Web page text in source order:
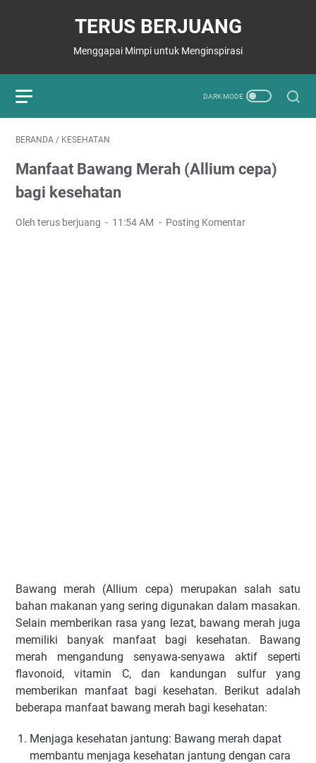
TERUS BERJUANG
Menggapai Mimpi untuk Menginspirasi
BERANDA / KESEHATAN
Manfaat Bawang Merah (Allium cepa)
bagi kesehatan
Oleh terus berjuang 11:54 AM Posting Komentar
Bawang merah (Allium cepa) merupakan salah satu
bahan makanan yang sering digunakan dalam masakan.
Selain memberikan rasa yang lezat, bawang merah juga
memiliki banyak manfaat bagi kesehatan. Bawang
merah mengandung senyawa-senyawa aktif seperti
flavonoid, vitamin C, dan kandungan sulfur yang
memberikan manfaat bagi kesehatan. Berikut adalah
beberapa manfaat bawang merah bagi kesehatan:
Menjaga kesehatan jantung: Bawang merah dapat
membantu menjaga kesehatan jantung dengan cara